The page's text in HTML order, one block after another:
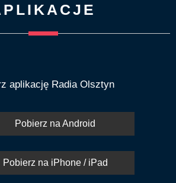
aplikację Radia Olsztyn
Pobierz na Android
Pobierz na iPhone / iPad